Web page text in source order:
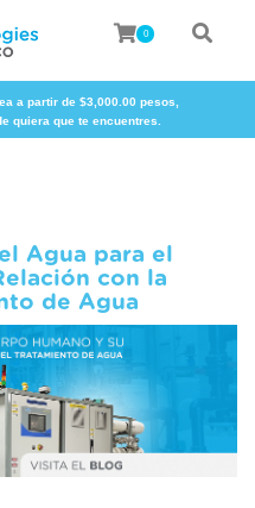
0
a partir de $3,000.00 pesos,
quiera que te encuentres.
Agua para el
con la
de Agua